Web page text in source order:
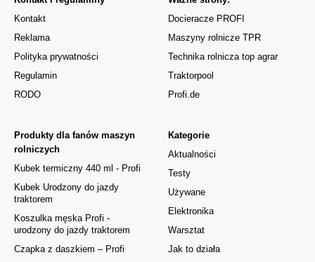
Kontakt
Reklama
Polityka prywatności
Regulamin
RODO
Kategorie
Aktualności
Testy
Używane
Elektronika
Warsztat
Jak to działa
Produkty dla fanów maszyn
rolniczych
Kubek termiczny 440 ml - Profi
Kubek Urodzony do jazdy
traktorem
Koszulka męska Profi -
urodzony do jazdy traktorem
Czapka z daszkiem – Profi
Docieracze PROFI
Maszyny rolnicze TPR
Technika rolnicza top agrar
Traktorpool
Profi.de